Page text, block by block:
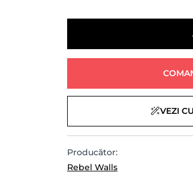
VEZI
Producător:
Rebel Walls